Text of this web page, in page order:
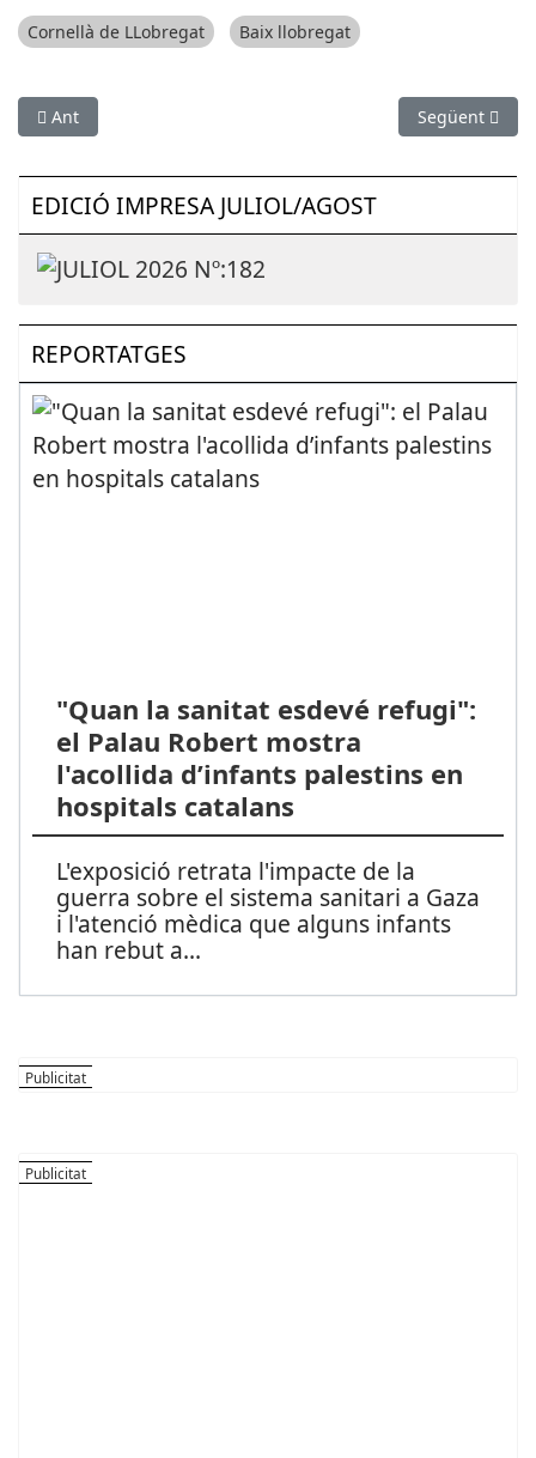
Cornellà de LLobregat Baix llobregat
Article anterior: El talent de la Formació Professional del
Ant Article
Següent
EDICIÓ IMPRESA JULIOL/AGOST
REPORTATGES
"Quan la sanitat esdevé refugi":
el Palau Robert mostra
l'acollida d’infants palestins en
hospitals catalans
L'exposició retrata l'impacte de la
guerra sobre el sistema sanitari a Gaza
i l'atenció mèdica que alguns infants
han rebut a...